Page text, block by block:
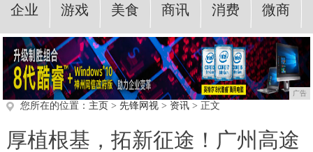
企业 游戏 美食 商讯 消费 微商
广告
您所在的位置： 主页 > 先锋网视> 资讯> 正文
厚植根基，拓新征途！广州高途